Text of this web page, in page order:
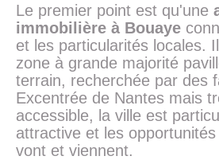
Le premier point est qu'une
immobilière à Bouaye
et les particularités locales.
zone à grande majorité
terrain, recherchée par des
Excentrée de Nantes mais
accessible, la ville est
attractive et les
vont et viennent.